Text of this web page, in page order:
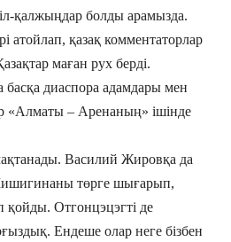
қалжыңдар болды арамызда.
атойлап, қазақ комментаторлар
маған рух берді.
басқа диаспора адамдары мен
«Алматы – Аренаның» ішінде
Василий Жировқа да
төрге шығарып,
Отгонцэцэгті де
Ендеше олар неге бізбен